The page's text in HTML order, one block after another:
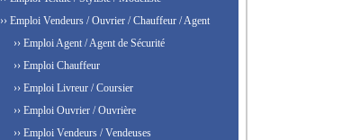
›› Emploi Vendeurs / Ouvrier / Chauffeur / Agent
›› Emploi Agent / Agent de Sécurité
›› Emploi Chauffeur
›› Emploi Livreur / Coursier
›› Emploi Ouvrier / Ouvrière
›› Emploi Vendeurs / Vendeuses